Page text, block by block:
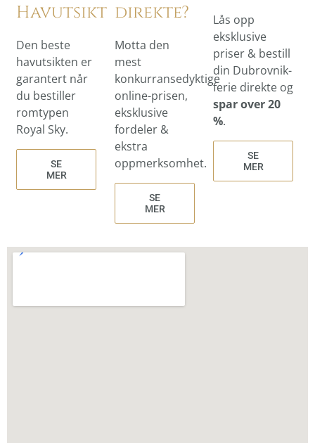
Havutsikt
Den beste
havutsikten er
garantert når
du bestiller
romtypen
Royal Sky.
SE
MER
direkte?
Motta den
mest
konkurransedyktige
online-prisen,
eksklusive
fordeler &
ekstra
oppmerksomhet.
SE
MER
Lås opp
eksklusive
priser & bestill
din Dubrovnik-
ferie direkte og
spar over20
%.
SE
MER